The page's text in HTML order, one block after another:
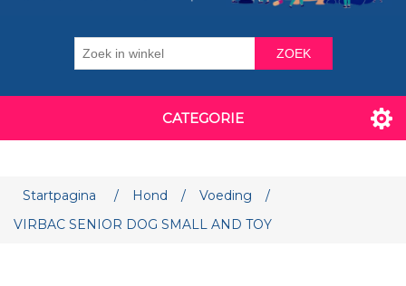
ZOEK
CATEGORIE
Startpagina / Hond / Voeding
/
VIRBAC SENIOR DOG SMALL AND TOY